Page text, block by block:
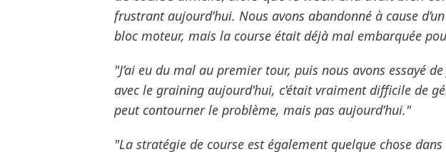
frustrant aujourd’hui. Nous avons abandonné à cause
bloc moteur, mais la course était déjà mal embarquée
"J’ai eu du mal au premier tour, puis nous avons essayé
avec le graining aujourd’hui, c’était vraiment difficile de
peut contourner le problème, mais pas aujourd’hui."
"La stratégie de course est également quelque chose